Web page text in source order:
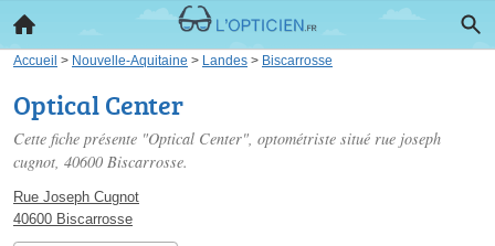
Accueil > Nouvelle-Aquitaine > Landes > Biscarrosse
Optical Center
Cette fiche présente "Optical Center", optométriste situé rue joseph
cugnot, 40600 Biscarrosse.
Rue Joseph Cugnot
40600 Biscarrosse